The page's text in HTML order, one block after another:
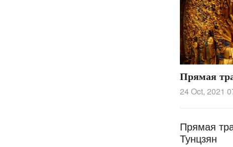
Прямая
24 Oct, 2021
Прямая
Тунцзян